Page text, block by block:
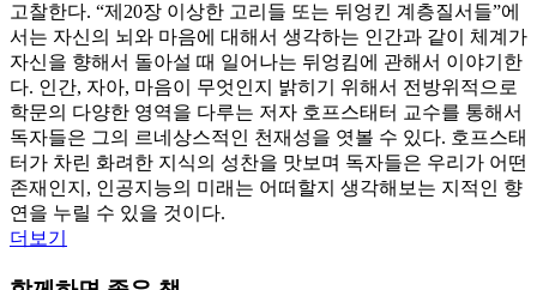
고찰한다. “제20장 이상한 고리들 또는 뒤엉킨 계층질서들”에
서는 자신의 뇌와 마음에 대해서 생각하는 인간과 같이 체계가
자신을 향해서 돌아설 때 일어나는 뒤엉킴에 관해서 이야기한
다. 인간, 자아, 마음이 무엇인지 밝히기 위해서 전방위적으로
학문의 다양한 영역을 다루는 저자 호프스태터 교수를 통해서
독자들은 그의 르네상스적인 천재성을 엿볼 수 있다. 호프스태
터가 차린 화려한 지식의 성찬을 맛보며 독자들은 우리가 어떤
존재인지, 인공지능의 미래는 어떠할지 생각해보는 지적인 향
연을 누릴 수 있을 것이다.
더보기